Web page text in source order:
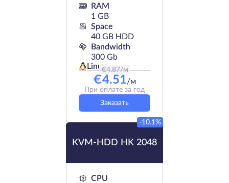
RAM
1 GB
Space
40 GB HDD
Bandwidth
300 Gb
Linux
€4.87/м
€4.51/м
При оплате за год
Заказать
KVM-HDD HK 2048
-10.1%
CPU